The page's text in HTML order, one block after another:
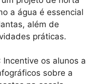
a água é essencial
além de
práticas.
Incentive os alunos a
sobre a